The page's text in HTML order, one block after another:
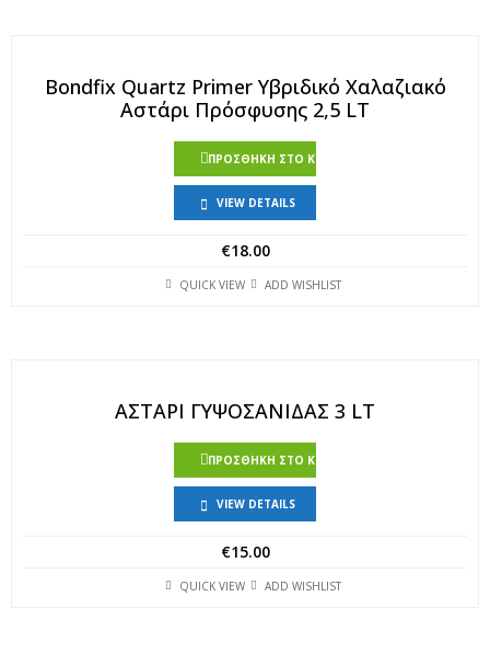
Bondfix Quartz Primer Υβριδικό Χαλαζιακό
Αστάρι Πρόσφυσης 2,5 LT
ΠΡΟΣΘΉΚΗ ΣΤΟ ΚΑΛΆΘΙ
VIEW DETAILS
€18.00
QUICK VIEW ADD WISHLIST
ΑΣΤΑΡΙ ΓΥΨΟΣΑΝΙΔΑΣ 3 LT
ΠΡΟΣΘΉΚΗ ΣΤΟ ΚΑΛΆΘΙ
VIEW DETAILS
€15.00
QUICK VIEW ADD WISHLIST